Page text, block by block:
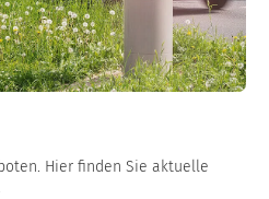
Hier finden Sie aktuelle